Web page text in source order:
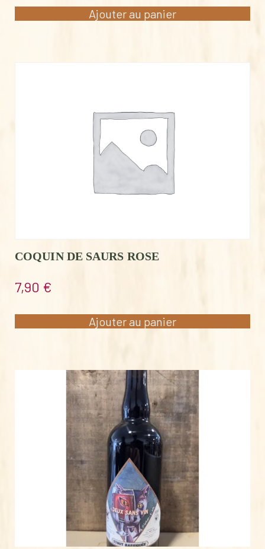
Ajouter au panier
COQUIN DE SAURS ROSE
7,90 €
Ajouter au panier